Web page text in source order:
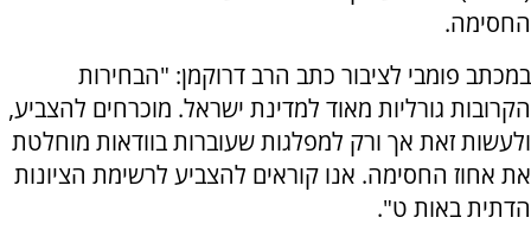
החסימה.
במכתב פומבי לציבור כתב הרב דרוקמן: "הבחירות
הקרובות גורליות מאוד למדינת ישראל. מוכרחים להצביע,
ולעשות זאת אך ורק למפלגות שעוברות בוודאות מוחלטת
את אחוז החסימה. אנו קוראים להצביע לרשימת הציונות
הדתית באות ט".